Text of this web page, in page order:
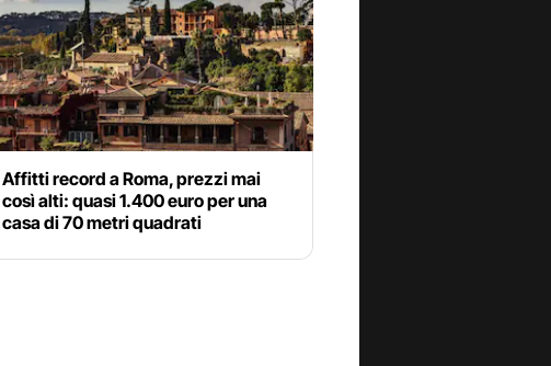
Affitti record a Roma, prezzi mai
così alti: quasi 1.400 euro per una
casa di 70 metri quadrati